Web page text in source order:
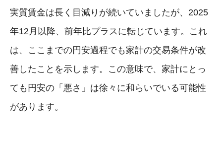
実質賃金は長く目減りが続いていましたが、2025
年12月以降、前年比プラスに転じています。これ
は、ここまでの円安過程でも家計の交易条件が改
善したことを示します。この意味で、家計にとっ
ても円安の「悪さ」は徐々に和らいでいる可能性
があります。